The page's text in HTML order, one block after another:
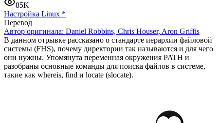
85K
Настройка Linux *
Перевод
Автор оригинала: Daniel Robbins, Chris Houser, Aron Griffis
В данном отрывке рассказано о стандарте иерархии файловой
системы (FHS), почему директории так называются и для чего
они нужны. Упомянута переменная окружения PATH и
разобраны основные команды для поиска файлов в системе,
такие как whereis, find и locate (slocate).